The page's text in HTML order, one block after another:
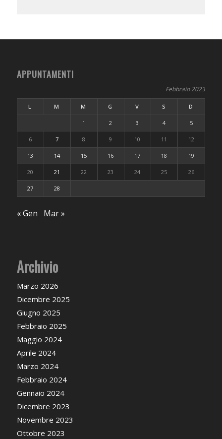
APPUNTAMENTI
Febbraio 2023
L M M G V S D
1 2 3 4 5
6 7 8 9 10 11 12
13 14 15 16 17 18 19
20 21 22 23 24 25 26
27 28
« Gen Mar »
Archivio
Marzo 2026
Dicembre 2025
Giugno 2025
Febbraio 2025
Maggio 2024
Aprile 2024
Marzo 2024
Febbraio 2024
Gennaio 2024
Dicembre 2023
Novembre 2023
Ottobre 2023